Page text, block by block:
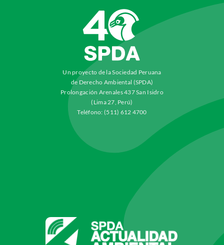
Un proyecto de la Sociedad Peruana
de Derecho Ambiental (SPDA)
Prolongación Arenales 437 San Isidro
(Lima 27, Perú)
Teléfono: (511) 612 4700